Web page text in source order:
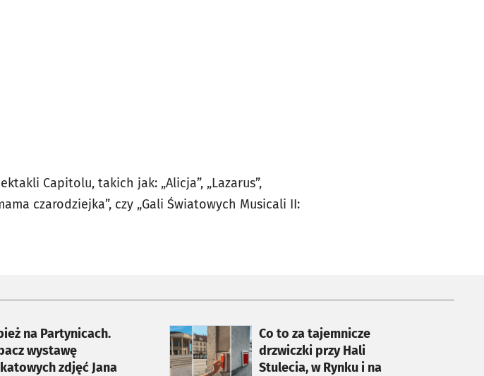
Capitolu, takich jak: „Alicja”, „Lazarus”,
czarodziejka”, czy „Gali Światowych Musicali II:
na Partynicach.
wystawę
zdjęć Jana
Co to za tajemnicze
drzwiczki przy Hali
Stulecia, w Rynku i na
otworzy się w nowej karcie